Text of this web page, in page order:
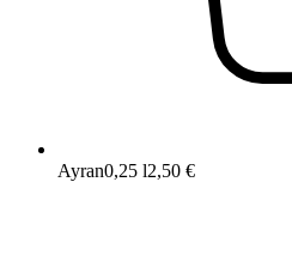
Ayran0,25 l2,50 €